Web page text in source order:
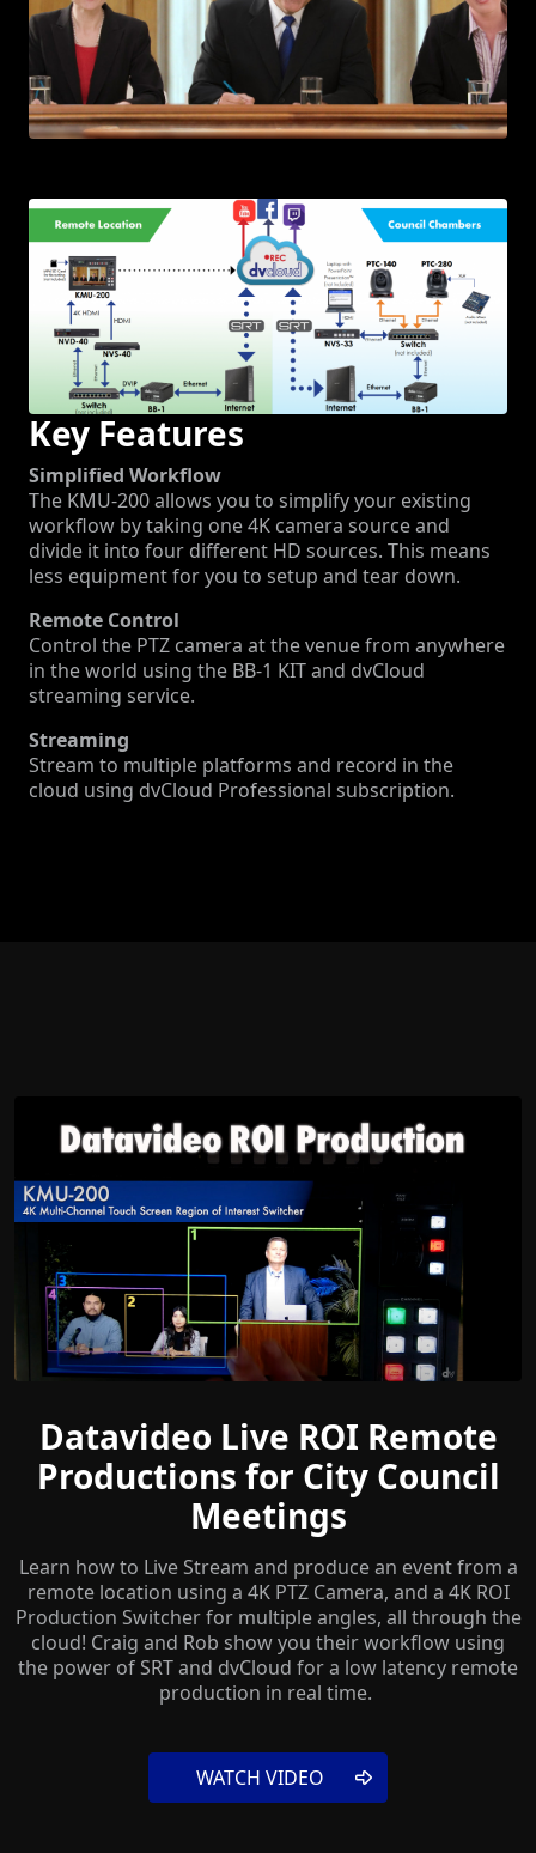
Key Features
Simplified Workflow
The KMU-200 allows you to simplify your existing
workflow by taking one 4K camera source and
divide it into four different HD sources. This means
less equipment for you to setup and tear down.
Remote Control
Control the PTZ camera at the venue from anywhere
in the world using the BB-1 KIT and dvCloud
streaming service.
Streaming
Stream to multiple platforms and record in the
cloud using dvCloud Professional subscription.
Datavideo Live ROI Remote
Productions for City Council
Meetings
Learn how to Live Stream and produce an event from a
remote location using a 4K PTZ Camera, and a 4K ROI
Production Switcher for multiple angles, all through the
cloud! Craig and Rob show you their workflow using
the power of SRT and dvCloud for a low latency remote
production in real time.
WATCH VIDEO